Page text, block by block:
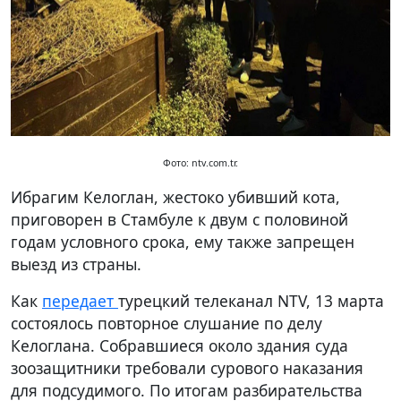
Фото: ntv.com.tr.
Ибрагим Келоглан, жестоко убивший кота,
приговорен в Стамбуле к двум с половиной
годам условного срока, ему также запрещен
выезд из страны.
Как передает турецкий телеканал NTV, 13 марта
состоялось повторное слушание по делу
Келоглана. Собравшиеся около здания суда
зоозащитники требовали сурового наказания
для подсудимого. По итогам разбирательства